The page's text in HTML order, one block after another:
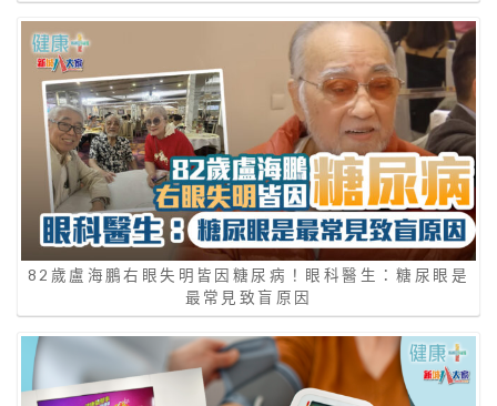
82歲盧海鵬右眼失明皆因糖尿病！眼科醫生：糖尿眼是
最常見致盲原因